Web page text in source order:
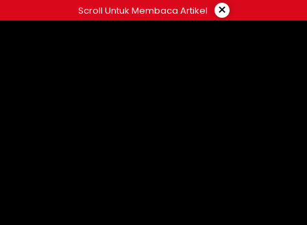
to
Scroll Untuk Membaca Artikel ×